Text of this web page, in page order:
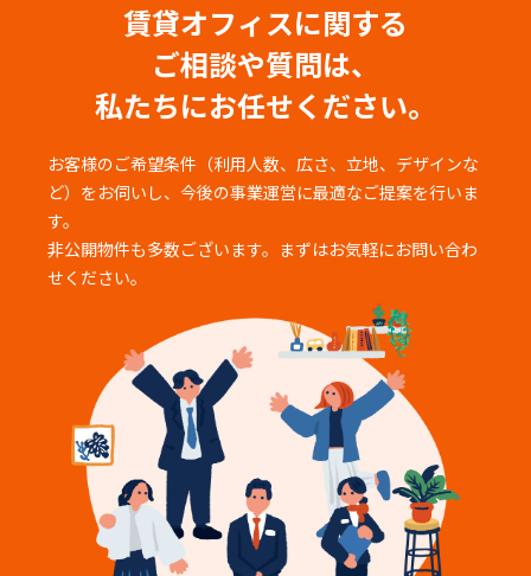
賃貸オフィスに関する
ご相談や質問は、
私たちにお任せください。
お客様のご希望条件（利用人数、広さ、立地、デザインな
ど）をお伺いし、 今後の事業運営に最適なご提案を行いま
す。
非公開物件も多数ございます。まずはお気軽にお問い合わ
せください。